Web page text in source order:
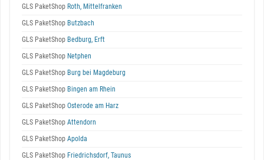
GLS PaketShop Roth, Mittelfranken
GLS PaketShop Butzbach
GLS PaketShop Bedburg, Erft
GLS PaketShop Netphen
GLS PaketShop Burg bei Magdeburg
GLS PaketShop Bingen am Rhein
GLS PaketShop Osterode am Harz
GLS PaketShop Attendorn
GLS PaketShop Apolda
GLS PaketShop Friedrichsdorf, Taunus